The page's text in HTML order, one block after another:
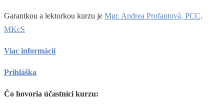
Garantkou a lektorkou kurzu je Mgr. Andrea Profantová, PCC,
MKcS
Viac informácií
Prihláška
Čo hovoria účastníci kurzu: